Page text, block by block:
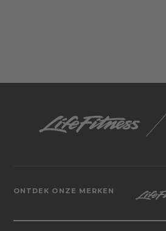
ONTDEK ONZE MERKEN